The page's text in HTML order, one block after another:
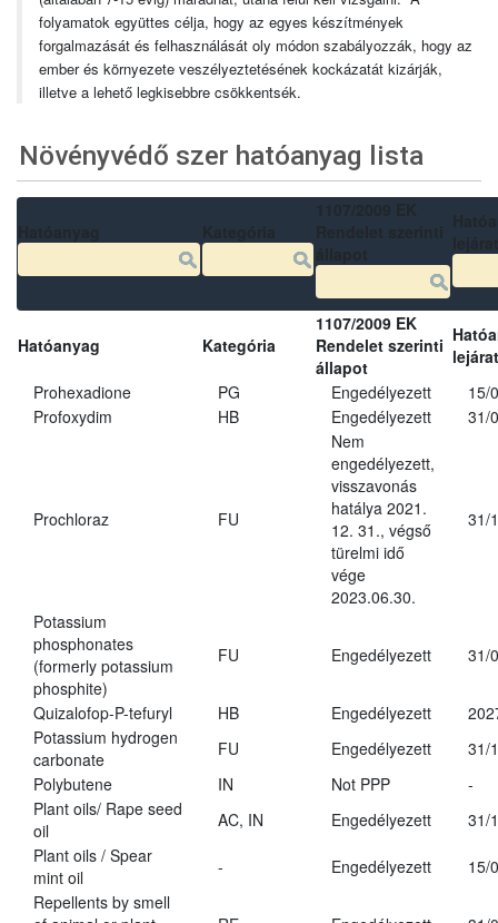
folyamatok együttes célja, hogy az egyes készítmények
forgalmazását és felhasználását oly módon szabályozzák, hogy az
ember és környezete veszélyeztetésének kockázatát kizárják,
illetve a lehető legkisebbre csökkentsék.
Növényvédő szer hatóanyag lista
Hatóanyag Kategória
1107/2009 EK
Rendelet szerinti
állapot
Prohexadione
PG Engedélyezett
15/
Profoxydim
HB Engedélyezett 31/
Prochloraz FU
Nem
engedélyezett,
visszavonás
hatálya 2021.
12. 31., végső
türelmi idő
vége
2023.06.30.
31/
Potassium
phosphonates
(formerly potassium
phosphite)
FU Engedélyezett 31/
Quizalofop-P-tefuryl HB Engedélyezett
Potassium hydrogen
carbonate
FU Engedélyezett
31/
Polybutene
IN Not PPP
-
Plant oils/ Rape seed
oil
AC, IN Engedélyezett
31/
Plant oils / Spear
mint oil
- Engedélyezett
15/
Repellents by smell